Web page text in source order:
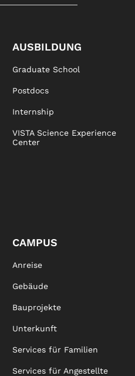
AUSBILDUNG
Graduate School
Postdocs
Internship
VISTA Science Experience
Center
CAMPUS
Anreise
Gebäude
Bauprojekte
Unterkunft
Services für Familien
Services für Angestellte